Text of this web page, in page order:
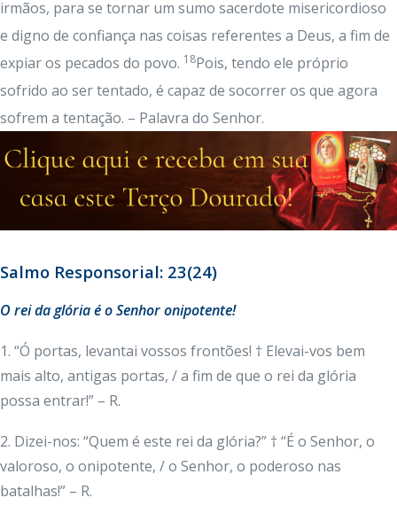
irmãos, para se tornar um sumo sacerdote misericordioso
e digno de confiança nas coisas referentes a Deus, a fim de
expiar os pecados do povo. 18Pois, tendo ele próprio
sofrido ao ser tentado, é capaz de socorrer os que agora
sofrem a tentação. – Palavra do Senhor.
Salmo Responsorial: 23(24)
O rei da glória é o Senhor onipotente!
1. “Ó portas, levantai vossos frontões! † Elevai-vos bem
mais alto, antigas portas, / a fim de que o rei da glória
possa entrar!” – R.
2. Dizei-nos: “Quem é este rei da glória?” † “É o Senhor, o
valoroso, o onipotente, / o Senhor, o poderoso nas
batalhas!” – R.